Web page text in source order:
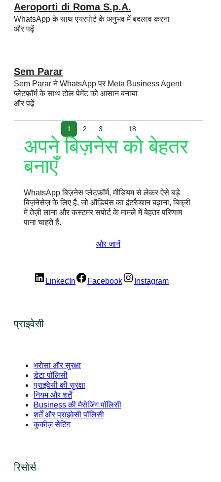
Aeroporti di Roma S.p.A.
WhatsApp के साथ एयरपोर्ट के अनुभव में बदलाव करना
और पढ़ें
Sem Parar
Sem Parar ने WhatsApp पर Meta Business Agent
प्लेटफ़ॉर्म के साथ टोल पेमेंट को आसान बनाया
और पढ़ें
1 2 3 18
अपने बिज़नेस को बेहतर
बनाएँ
WhatsApp बिज़नेस प्लेटफ़ॉर्म, मीडियम से लेकर ऐसे बड़े
बिज़नेसेज़ के लिए है, जो ऑडियंस का इंटरैक्शन बढ़ाना, बिक्री
में तेज़ी लाना और कस्टमर सपोर्ट के मामले में बेहतर परिणाम
पाना चाहते हैं.
और जानें
LinkedIn Facebook Instagram
प्राइवेसी
भरोसा और सुरक्षा
डेटा पॉलिसी
प्राइवेसी की सुरक्षा
नियम और शर्तें
Business की मैसेजिंग पॉलिसी
शर्तें और प्राइवेसी पॉलिसी
कुकीज़ सेटिंग
रिसोर्स